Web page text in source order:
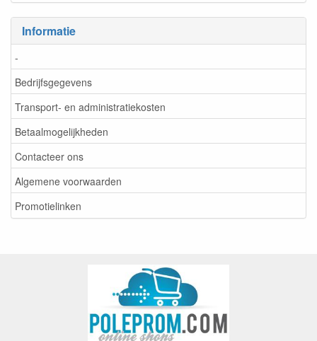
Informatie
-
Bedrijfsgegevens
Transport- en administratiekosten
Betaalmogelijkheden
Contacteer ons
Algemene voorwaarden
Promotielinken